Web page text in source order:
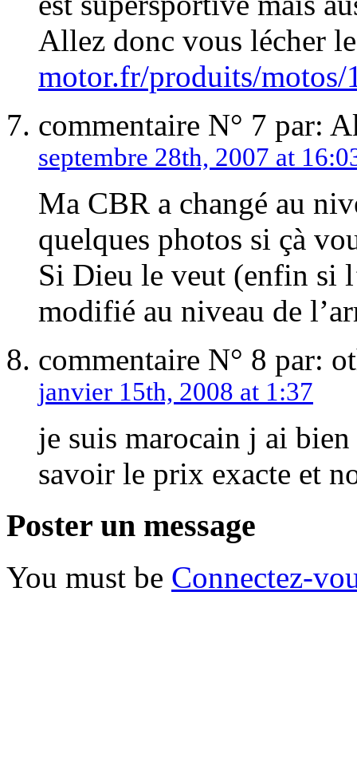
Allez donc vous lécher
motor.fr/produits/
commentaire N° 7 par:
septembre 28th, 2007 at
Ma CBR a changé au
quelques photos si çà
Si Dieu le veut (enfin si
modifié au niveau de
commentaire N° 8 par:
janvier 15th, 2008 at 1:37
je suis marocain j ai
savoir le prix exacte et
Poster un message
You must be Connectez-